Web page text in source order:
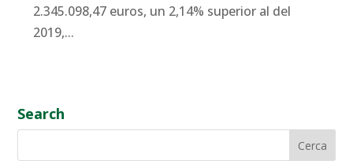
2.345.098,47 euros, un 2,14% superior al del
2019,...
Search